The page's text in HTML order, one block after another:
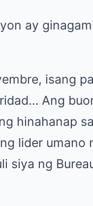
ay
isang
Ang
hinahanap
lider umano
siya ng